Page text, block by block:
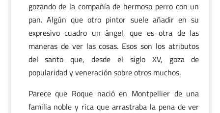
gozando de la compañía de hermoso perro con un
pan. Algún que otro pintor suele añadir en su
expresivo cuadro un ángel, que es otra de las
maneras de ver las cosas. Esos son los atributos
del santo que, desde el siglo XV, goza de
popularidad y veneración sobre otros muchos.
Parece que Roque nació en Montpellier de una
familia noble y rica que arrastraba la pena de ver